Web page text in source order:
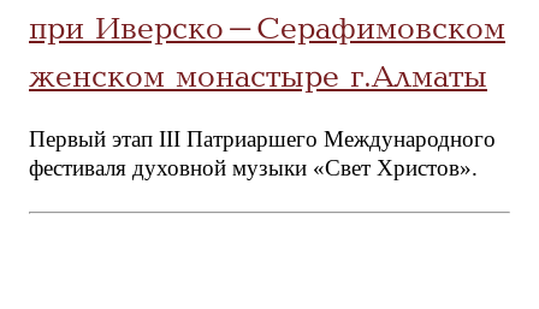
при Иверско-Серафимовском
женском монастыре г.Алматы
Первый этап III Патриаршего Международного
фестиваля духовной музыки «Свет Христов».